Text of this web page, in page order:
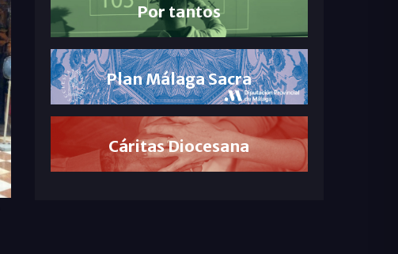
Por tantos
Plan Málaga Sacra
Cáritas Diocesana